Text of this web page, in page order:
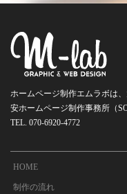
ホームページ制作エムラボは
安ホームページ制作事務所（
TEL. 070-6920-4772
HOME
制作の流れ